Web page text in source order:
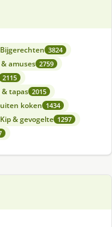
Bijgerechten 3824
amuses 2759
2115
& tapas 2015
koken 1434
Kip & gevogelte 1297